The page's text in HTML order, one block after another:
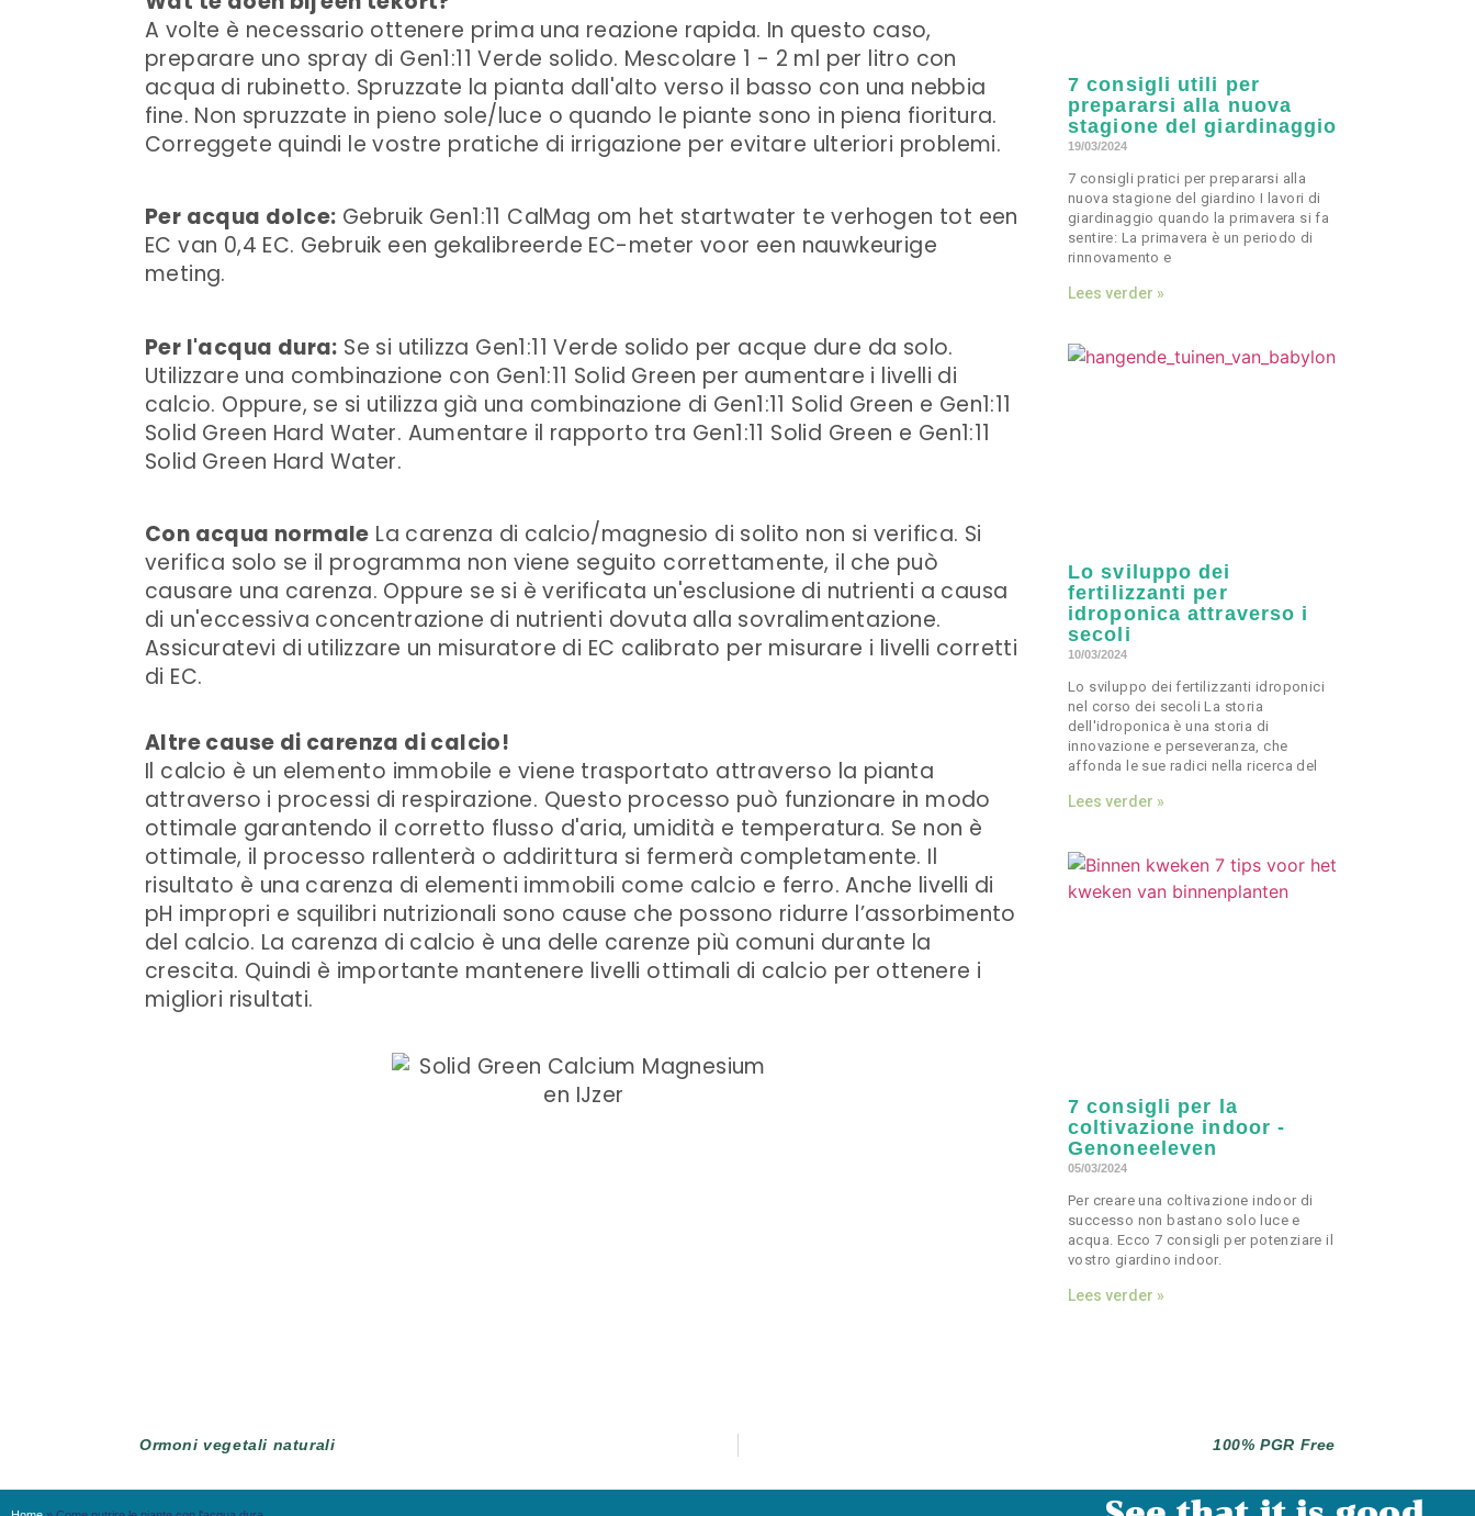
A volte è necessario ottenere prima una reazione rapida. In questo caso,
preparare uno spray di Gen1:11 Verde solido. Mescolare 1 - 2 ml per litro con
acqua di rubinetto. Spruzzate la pianta dall'alto verso il basso con una nebbia
fine. Non spruzzate in pieno sole/luce o quando le piante sono in piena fioritura.
Correggete quindi le vostre pratiche di irrigazione per evitare ulteriori problemi.
Per acqua dolce: Gebruik Gen1:11 CalMag om het startwater te verhogen tot een
EC van 0,4 EC. Gebruik een gekalibreerde EC-meter voor een nauwkeurige
meting.
Per l'acqua dura: Se si utilizza Gen1:11 Verde solido per acque dure da solo.
Utilizzare una combinazione con Gen1:11 Solid Green per aumentare i livelli di
calcio. Oppure, se si utilizza già una combinazione di Gen1:11 Solid Green e Gen1:11
Solid Green Hard Water. Aumentare il rapporto tra Gen1:11 Solid Green e Gen1:11
Solid Green Hard Water.
Con acqua normale La carenza di calcio/magnesio di solito non si verifica. Si
verifica solo se il programma non viene seguito correttamente, il che può
causare una carenza. Oppure se si è verificata un'esclusione di nutrienti a causa
di un'eccessiva concentrazione di nutrienti dovuta alla sovralimentazione.
Assicuratevi di utilizzare un misuratore di EC calibrato per misurare i livelli corretti
di EC.
Altre cause di carenza di calcio!
Il calcio è un elemento immobile e viene trasportato attraverso la pianta
attraverso i processi di respirazione. Questo processo può funzionare in modo
ottimale garantendo il corretto flusso d'aria, umidità e temperatura. Se non è
ottimale, il processo rallenterà o addirittura si fermerà completamente. Il
risultato è una carenza di elementi immobili come calcio e ferro. Anche livelli di
pH impropri e squilibri nutrizionali sono cause che possono ridurre l’assorbimento
del calcio. La carenza di calcio è una delle carenze più comuni durante la
crescita. Quindi è importante mantenere livelli ottimali di calcio per ottenere i
migliori risultati.
7 consigli utili per
prepararsi alla nuova
stagione del giardinaggio
19/03/2024
7 consigli pratici per prepararsi alla
nuova stagione del giardino I lavori di
giardinaggio quando la primavera si fa
sentire: La primavera è un periodo di
rinnovamento e
Lees verder »
Lo sviluppo dei
fertilizzanti per
idroponica attraverso i
secoli
10/03/2024
Lo sviluppo dei fertilizzanti idroponici
nel corso dei secoli La storia
dell'idroponica è una storia di
innovazione e perseveranza, che
affonda le sue radici nella ricerca del
Lees verder »
7 consigli per la
coltivazione indoor -
Genoneeleven
05/03/2024
Per creare una coltivazione indoor di
successo non bastano solo luce e
acqua. Ecco 7 consigli per potenziare il
vostro giardino indoor.
Lees verder »
Ormoni vegetali naturali 100% PGR Free